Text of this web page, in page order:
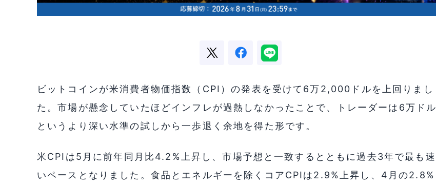
ビットコインが米消費者物価指数（CPI）の発表を受けて6万2,000ドルを上回りまし
た。市場が懸念していたほどインフレが過熱しなかったことで、トレーダーは6万ドル
というより深い水準の試しから一歩退く余地を得た形です。
米CPIは5月に前年同月比4.2%上昇し、市場予想と一致するとともに過去3年で最も速
いペースとなりました。食品とエネルギーを除くコアCPIは2.9%上昇し、4月の2.8%